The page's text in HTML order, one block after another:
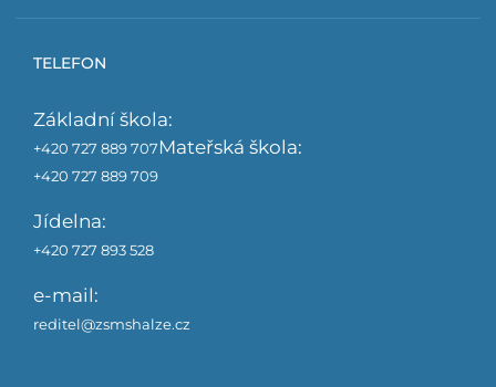
TELEFON
Základní škola:
+420 727 889 707Mateřská škola:
+420 727 889 709
Jídelna:
+420 727 893 528
e-mail:
reditel@zsmshalze.cz